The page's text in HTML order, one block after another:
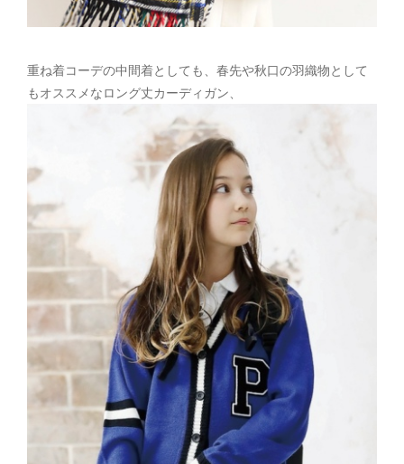
重ね着コーデの中間着としても、春先や秋口の羽織物として
もオススメなロング丈カーディガン、